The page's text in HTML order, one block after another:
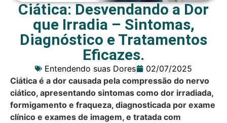
Ciática: Desvendando a Dor
que Irradia – Sintomas,
Diagnóstico e Tratamentos
Eficazes.
Entendendo suas Dores
02/07/2025
Ciática é a dor causada pela compressão do nervo
ciático, apresentando sintomas como dor irradiada,
formigamento e fraqueza, diagnosticada por exame
clínico e exames de imagem, e tratada com